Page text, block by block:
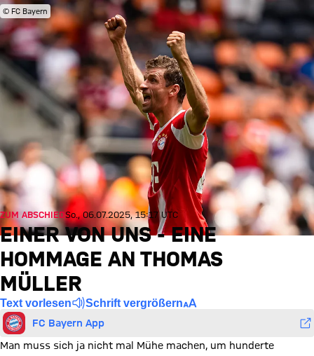
© FC Bayern
ZUM ABSCHIEDSo., 06.07.2025, 15:17 UTC
EINER VON UNS - EINE
HOMMAGE AN THOMAS
MÜLLER
Text vorlesen Schrift vergrößern
FC Bayern App
Man muss sich ja nicht mal Mühe machen, um hunderte